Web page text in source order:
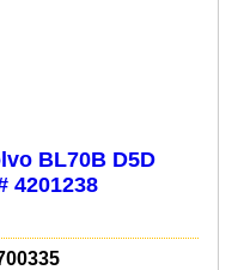
BL70B D5D
4201238